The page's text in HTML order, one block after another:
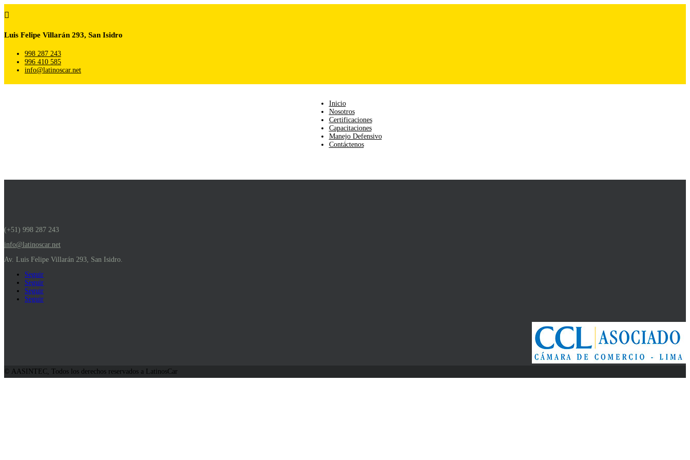

Luis Felipe Villarán 293, San Isidro
998 287 243
996 410 585
info@latinoscar.net
Inicio
Nosotros
Certificaciones
Capacitaciones
Manejo Defensivo
Contáctenos
(+51) 998 287 243
info@latinoscar.net
Av. Luis Felipe Villarán 293, San Isidro.
Seguir
Seguir
Seguir
Seguir
© AASINTEC, Todos los derechos reservados a LatinosCar